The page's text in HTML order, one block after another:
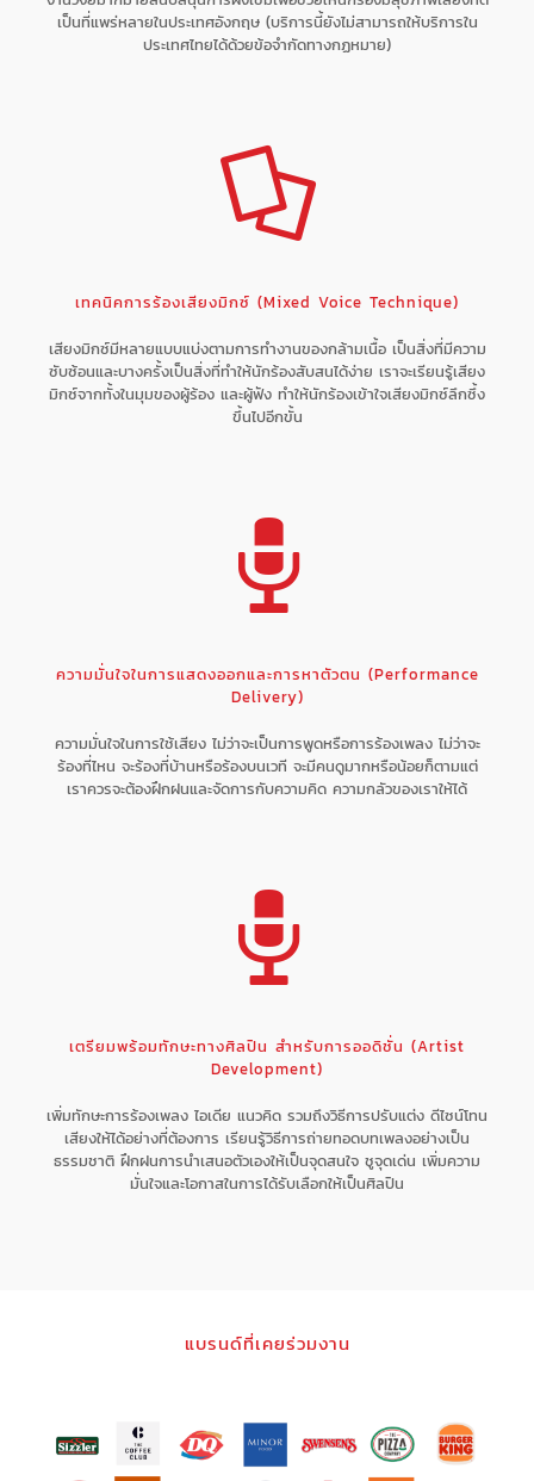
เป็นที่แพร่หลายในประเทศอังกฤษ (บริการนี้ยังไม่สามารถให้บริการใน
ประเทศไทยได้ด้วยข้อจำกัดทางกฏหมาย)
เทคนิคการร้องเสียงมิกซ์ (Mixed Voice Technique)
เสียงมิกซ์มีหลายแบบแบ่งตามการทำงานของกล้ามเนื้อ เป็นสิ่งที่มีความ
ซับซ้อนและบางครั้งเป็นสิ่งที่ทำให้นักร้องสับสนได้ง่าย เราจะเรียนรู้เสียง
มิกซ์จากทั้งในมุมของผู้ร้อง และผู้ฟัง ทำให้นักร้องเข้าใจเสียงมิกซ์ลึกซึ้ง
ขึ้นไปอีกขั้น
ความมั่นใจในการแสดงออกและการหาตัวตน (Performance
Delivery)
ความมั่นใจในการใช้เสียง ไม่ว่าจะเป็นการพูดหรือการร้องเพลง ไม่ว่าจะ
ร้องที่ไหน จะร้องที่บ้านหรือร้องบนเวที จะมีคนดูมากหรือน้อยก็ตามแต่
เราควรจะต้องฝึกฝนและจัดการกับความคิด ความกลัวของเราให้ได้
เตรียมพร้อมทักษะทางศิลปิน สำหรับการออดิชั่น (Artist
Development)
เพิ่มทักษะการร้องเพลง ไอเดีย แนวคิด รวมถึงวิธีการปรับแต่ง ดีไซน์โทน
เสียงให้ได้อย่างที่ต้องการ เรียนรู้วิธีการถ่ายทอดบทเพลงอย่างเป็น
ธรรมชาติ ฝึกฝนการนำเสนอตัวเองให้เป็นจุดสนใจ ชูจุดเด่น เพิ่มความ
มั่นใจและโอกาสในการได้รับเลือกให้เป็นศิลปิน
แบรนด์ที่เคยร่วมงาน